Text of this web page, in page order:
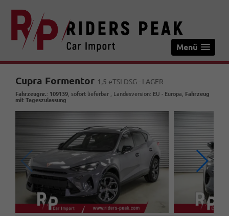
Menü
Cupra Formentor 1,5 eTSI DSG - LAGER
Fahrzeugnr.: 109139 sofort lieferbar , Landesversion: EU - Europa, Fahrzeug
mit Tageszulassung